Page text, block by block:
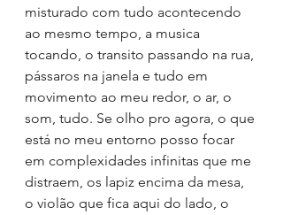
misturado com tudo acontecendo
ao mesmo tempo, a musica
tocando, o transito passando na rua,
pássaros na janela e tudo em
movimento ao meu redor, o ar, o
som, tudo. Se olho pro agora, o que
está no meu entorno posso focar
em complexidades infinitas que me
distraem, os lapiz encima da mesa,
o violão que fica aqui do lado, o